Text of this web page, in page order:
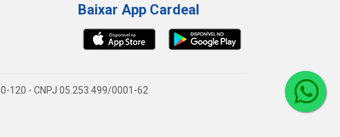
Baixar App Cardeal
120 - CNPJ 05.253.499/0001-62